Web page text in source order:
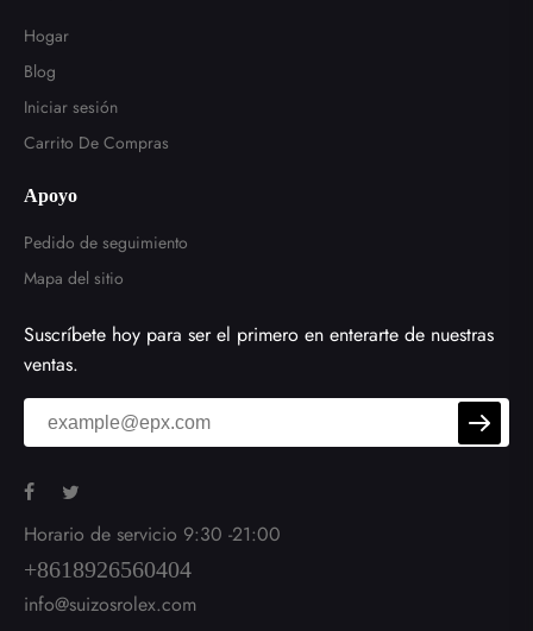
Hogar
Blog
Iniciar sesión
Carrito De Compras
Apoyo
Pedido de seguimiento
Mapa del sitio
Suscríbete hoy para ser el primero en enterarte de nuestras
ventas.
Horario de servicio 9:30 -21:00
+8618926560404
info@suizosrolex.com